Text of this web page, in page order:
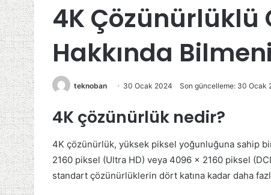
4K Çözünürlüklü
Hakkında
teknoban 30 Ocak 2024 Son güncelleme: 30 Ocak
4K çözünürlük nedir?
4K çözünürlük, yüksek piksel yoğunluğuna sahip
2160 piksel (Ultra HD) veya 4096 x 2160 piksel
standart çözünürlüklerin dört katına kadar daha